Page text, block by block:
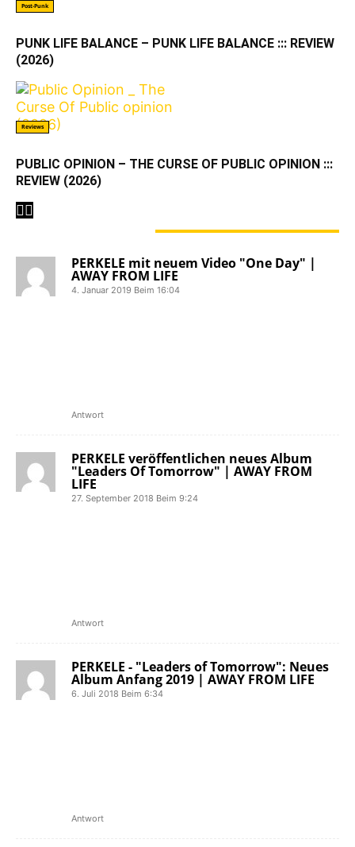
Post-Punk
PUNK LIFE BALANCE – PUNK LIFE BALANCE ::: REVIEW
(2026)
Reviews
PUBLIC OPINION – THE CURSE OF PUBLIC OPINION :::
REVIEW (2026)
PERKELE mit neuem Video "One Day" |
AWAY FROM LIFE
4. Januar 2019 Beim 16:04
Antwort
PERKELE veröffentlichen neues Album
"Leaders Of Tomorrow" | AWAY FROM
LIFE
27. September 2018 Beim 9:24
Antwort
PERKELE - "Leaders of Tomorrow": Neues
Album Anfang 2019 | AWAY FROM LIFE
6. Juli 2018 Beim 6:34
Antwort